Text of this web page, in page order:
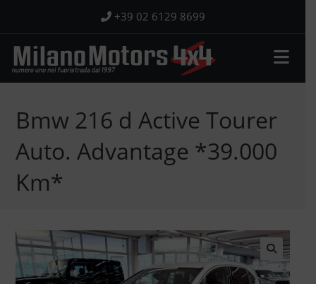
contenuto
+39 02 6129 8699
Bmw 216 d Active Tourer
Auto. Advantage *39.000
Km*
🔍